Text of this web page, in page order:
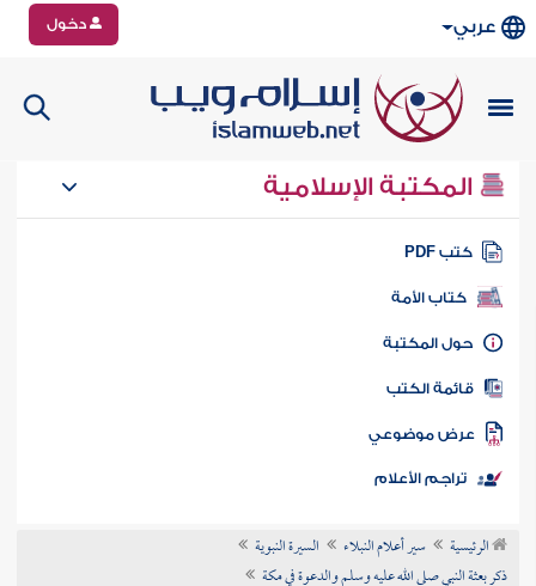
عربي دخول
المكتبة الإسلامية
كتب PDF
كتاب الأمة
المكتبة
الكتب
موضوعي
تراجم الأعلام
الرئيسية سير أعلام النبلاء
السيرة النبوية
ذكر بعثة النبي صلى الله عليه وسلم والدعوة في مكة